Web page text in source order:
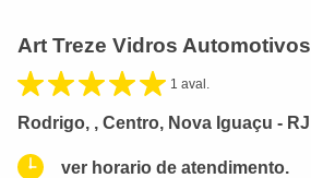
Art Treze Vidros Automotivos
1 aval.
Rodrigo, , Centro, Nova Iguaçu - RJ
ver horario de atendimento.